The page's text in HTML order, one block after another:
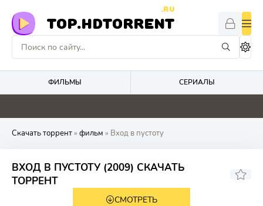
TOP.HDTORRENT
.RU
ФИЛЬМЫ СЕРИАЛЫ
0 4.9 4.8 4.1
Скачать торрент» фильм » Вход в пустоту
ВХОД В ПУСТОТУ (2009) СКАЧАТЬ
ТОРРЕНТ
7,215
СМОТРЕТЬ